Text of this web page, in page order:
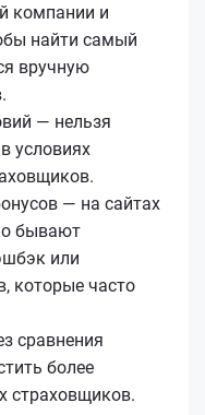
компании и
найти самый
вручную
— нельзя
условиях
— на сайтах
бывают
или
которые часто
сравнения
более
страховщиков.